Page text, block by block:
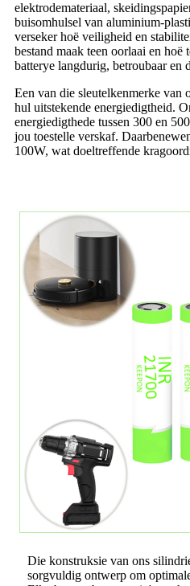
elektrodemateriaal,
buisomhulsel van aluminium-
verseker hoë veiligheid en
bestand maak teen oorlaai en
batterye langdurig, betroubaar en
Een van die sleutelkenmerke van
hul uitstekende energiedigtheid.
energiedigthede tussen 300 en
jou toestelle verskaf.
100W, wat doeltreffende
Die konstruksie van ons
sorgvuldig ontwerp om